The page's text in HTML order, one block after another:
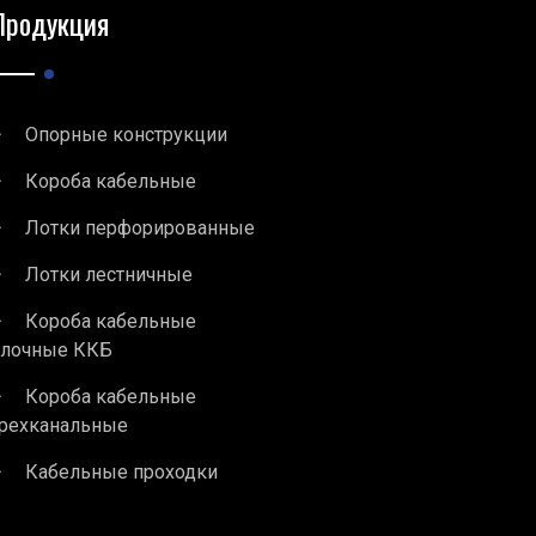
Опорные конструкции
Короба кабельные
Лотки перфорированные
Лотки лестничные
Короба кабельные
ККБ
Короба кабельные
Кабельные проходки